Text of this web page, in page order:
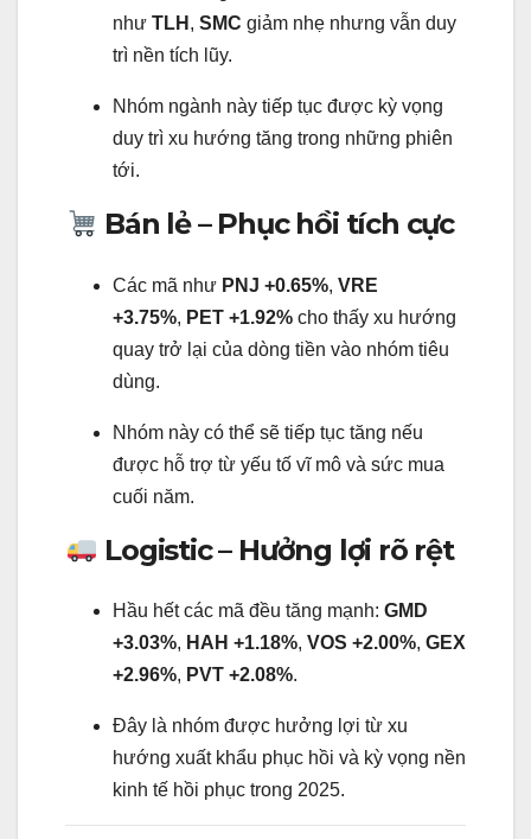
như TLH , SMC giảm nhẹ nhưng vẫn duy
trì nền tích lũy.
Nhóm ngành này tiếp tục được kỳ vọng
duy trì xu hướng tăng trong những phiên
tới.
Bán lẻ – Phục hồi tích cực
Các mã như PNJ +0.65%, VRE
+3.75%, PET +1.92% cho thấy xu hướng
quay trở lại của dòng tiền vào nhóm tiêu
dùng.
Nhóm này có thể sẽ tiếp tục tăng nếu
được hỗ trợ từ yếu tố vĩ mô và sức mua
cuối năm.
Logistic – Hưởng lợi rõ rệt
Hầu hết các mã đều tăng mạnh: GMD
+3.03%, HAH +1.18%, VOS +2.00%, GEX
+2.96%, PVT +2.08%.
Đây là nhóm được hưởng lợi từ xu
hướng xuất khẩu phục hồi và kỳ vọng nền
kinh tế hồi phục trong 2025.